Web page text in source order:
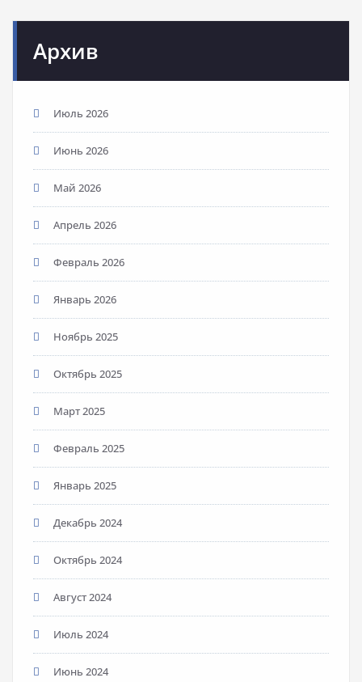
Архив
Июль 2026
Июнь 2026
Май 2026
Апрель 2026
Февраль 2026
Январь 2026
Ноябрь 2025
Октябрь 2025
Март 2025
Февраль 2025
Январь 2025
Декабрь 2024
Октябрь 2024
Август 2024
Июль 2024
Июнь 2024